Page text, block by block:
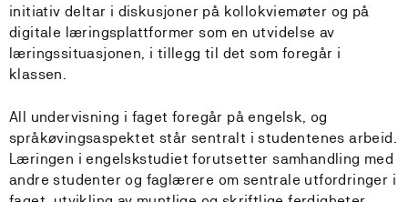
initiativ deltar i diskusjoner på kollokviemøter og på
digitale læringsplattformer som en utvidelse av
læringssituasjonen, i tillegg til det som foregår i
klassen.
All undervisning i faget foregår på engelsk, og
språkøvingsaspektet står sentralt i studentenes arbeid.
Læringen i engelskstudiet forutsetter samhandling med
andre studenter og faglærere om sentrale utfordringer i